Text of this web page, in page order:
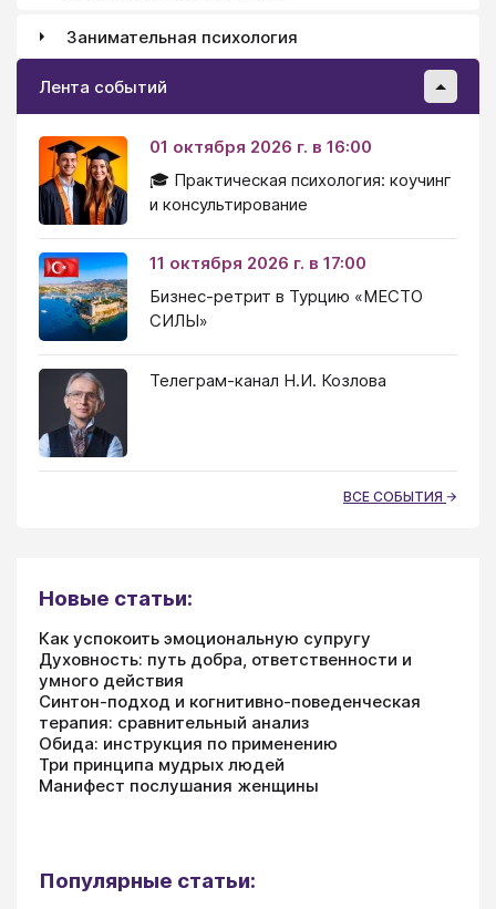
Занимательная психология
Лента событий
01 октября 2026 г. в 16:00
🎓 Практическая психология: коучинг
и консультирование
11 октября 2026 г. в 17:00
Бизнес-ретрит в Турцию «МЕСТО
СИЛЫ»
Телеграм-канал Н.И. Козлова
ВСЕ СОБЫТИЯ
Новые статьи:
Как успокоить эмоциональную супругу
Духовность: путь добра, ответственности и
умного действия
Синтон-подход и когнитивно-поведенческая
терапия: сравнительный анализ
Обида: инструкция по применению
Три принципа мудрых людей
Манифест послушания женщины
Популярные статьи: